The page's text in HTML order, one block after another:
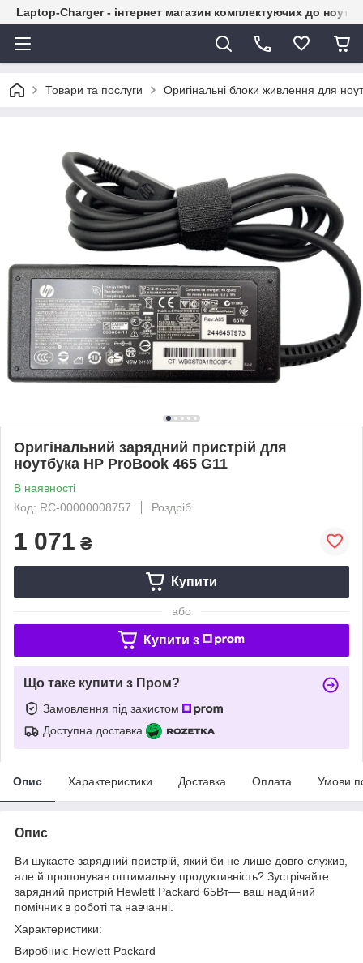
Laptop-Charger - інтернет магазин комплектуючих до
Товари та послуги Оригінальні блоки живлення для
Оригінальний зарядний пристрій для
ноутбука HP ProBook 465 G11
В наявності
Код: RC-00000008757
Роздріб
1 071 ₴
Купити
або
Купити з
Що таке купити з Пром?
Замовлення під захистом
Доступна доставка
Опис Характеристики Доставка Оплата Умови
Опис
Ви шукаєте зарядний пристрій, який би не лише довго служив,
але й пропонував оптимальну продуктивність? Зустрічайте
зарядний пристрій Hewlett Packard 65Вт— ваш надійний
помічник в роботі та навчанні.
Характеристики:
Виробник: Hewlett Packard